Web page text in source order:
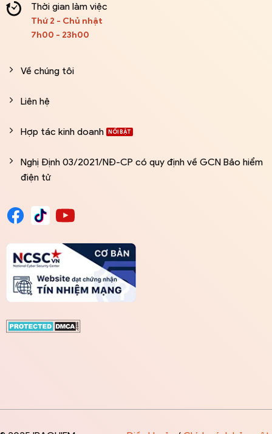
Thời gian làm việc
Thứ 2 - Chủ nhật
7h00 - 23h00
Về chúng tôi
Liên hệ
Hợp tác kinh doanh
Nghị Định 03/2021/NĐ-CP có quy định về GCN Bảo hiểm
điện tử